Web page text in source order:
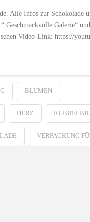
Alle Infos zur Schokolade
Geschmackvolle Galerie“
Link: https://
BLUMEN
HERZ
VERPACKUNG